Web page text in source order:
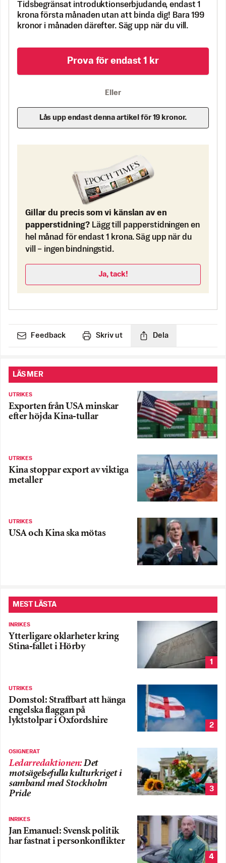
Tidsbegränsat introduktionserbjudande, endast 1
krona första månaden utan att binda dig! Bara 199
kronor i månaden därefter. Säg upp när du vill.
Prova för endast 1 kr
Eller
Lås upp endast denna artikel för 19 kronor.
Gillar du precis som vi känslan av en
papperstidning? Lägg till papperstidningen en
hel månad för endast 1 krona. Säg upp när du
vill – ingen bindningstid.
Ja, tack!
Feedback Skriv ut Dela
LÄS MER
UTRIKES
Exporten från USA minskar
efter höjda Kina-tullar
UTRIKES
Kina stoppar export av viktiga
metaller
UTRIKES
USA och Kina ska mötas
MEST LÄSTA
INRIKES
Ytterligare oklarheter kring
Stina-fallet i Hörby
1
UTRIKES
Domstol: Straffbart att hänga
engelska flaggan på
lyktstolpar i Oxfordshire
2
OSIGNERAT
Ledarredaktionen:Det
motsägelsefulla kulturkriget i
samband med Stockholm
Pride
3
INRIKES
Jan Emanuel: Svensk politik
har fastnat i personkonflikter
4